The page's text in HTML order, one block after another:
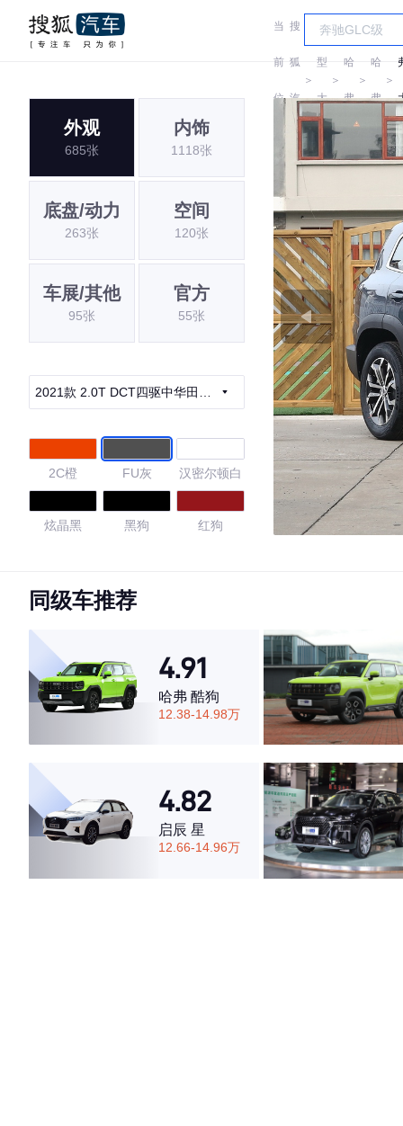
当
前
位
置:
搜
狐
汽
车
＞
车
型
大
＞
哈
弗
＞
哈
弗
＞
外观
685张
内饰
1118张
底盘/动力
263张
空间
120张
车展/其他
95张
官方
55张
2021款 2.0T DCT四驱中华田园
2C橙 FU灰 汉密尔顿白
炫晶黑 黑狗 红狗
4.7
·外观表现一般，低于52%同级车
·内饰表现较为优秀，优于69%同级车
·空间表现一般，低于54%同级车
同级车推荐
4.91
哈弗 酷狗
12.38-14.98万
4.82
启辰 星
12.66-14.96万